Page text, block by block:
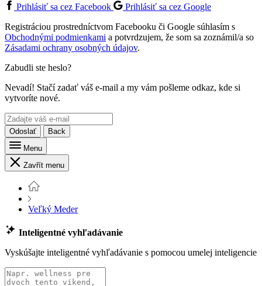
Prihlásiť sa cez Facebook
Prihlásiť sa cez Google
Registráciou prostredníctvom Facebooku či Google súhlasím s
Obchodnými podmienkami a potvrdzujem, že som sa zoznámil/a so
Zásadami ochrany osobných údajov.
Zabudli ste heslo?
Nevadí! Stačí zadať váš e-mail a my vám pošleme odkaz, kde si
vytvoríte nové.
Odoslať
Back
Menu
Zavřít menu
Veľký Meder
Inteligentné vyhľadávanie
Vyskúšajte inteligentné vyhľadávanie s pomocou umelej inteligencie